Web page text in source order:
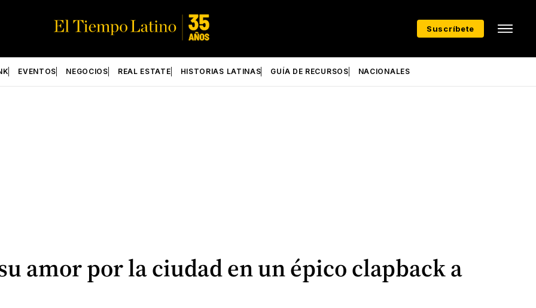
Suscríbete
EVENTOS NEGOCIOS REAL ESTATE HISTORIAS LATINAS GUÍA DE RECURSOS NACIONALES
amor por la ciudad en un épico clapback a